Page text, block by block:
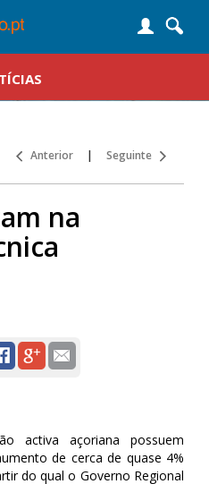
Anterior | Seguinte
na
activa açoriana possuem
de cerca de quase 4%
do qual o Governo Regional